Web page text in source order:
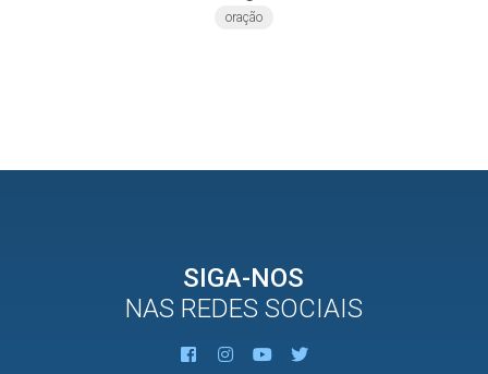
oração
SIGA-NOS
NAS REDES SOCIAIS